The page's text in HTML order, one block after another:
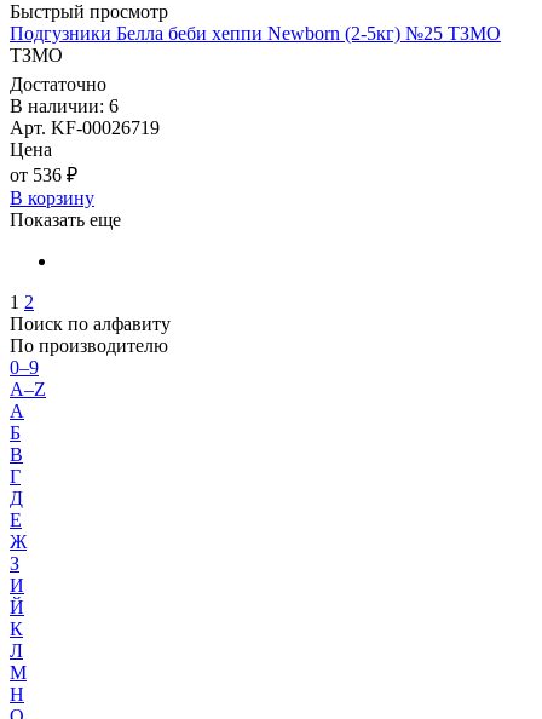
Быстрый просмотр
Подгузники Белла беби хеппи Newborn (2-5кг) №25 ТЗМО
ТЗМО
Достаточно
В наличии: 6
Арт. KF-00026719
Цена
от 536 ₽
В корзину
Показать еще
1 2
Поиск по алфавиту
По производителю
0–9
A–Z
А
Б
В
Г
Д
Е
Ж
З
И
Й
К
Л
М
Н